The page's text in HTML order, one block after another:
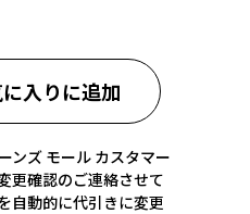
入りに追加
ンズ モール カスタマー
更確認のご連絡させて
自動的に代引きに変更